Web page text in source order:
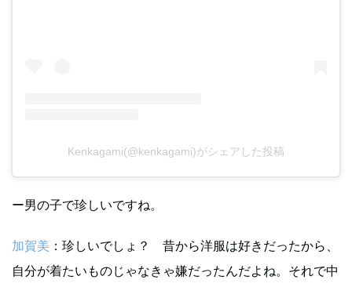
Kenkagami(@kenkagami)がシェアした投稿
ー男の子で珍しいですね。
加賀美 ：珍しいでしょ？ 昔から洋服は好きだったから、
自分が着たいものじゃなきゃ嫌だったんだよね。それで中